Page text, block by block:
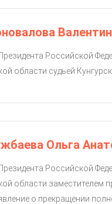
Российской
области судьей
Ольга
Российской
области заместителем
о прекращении